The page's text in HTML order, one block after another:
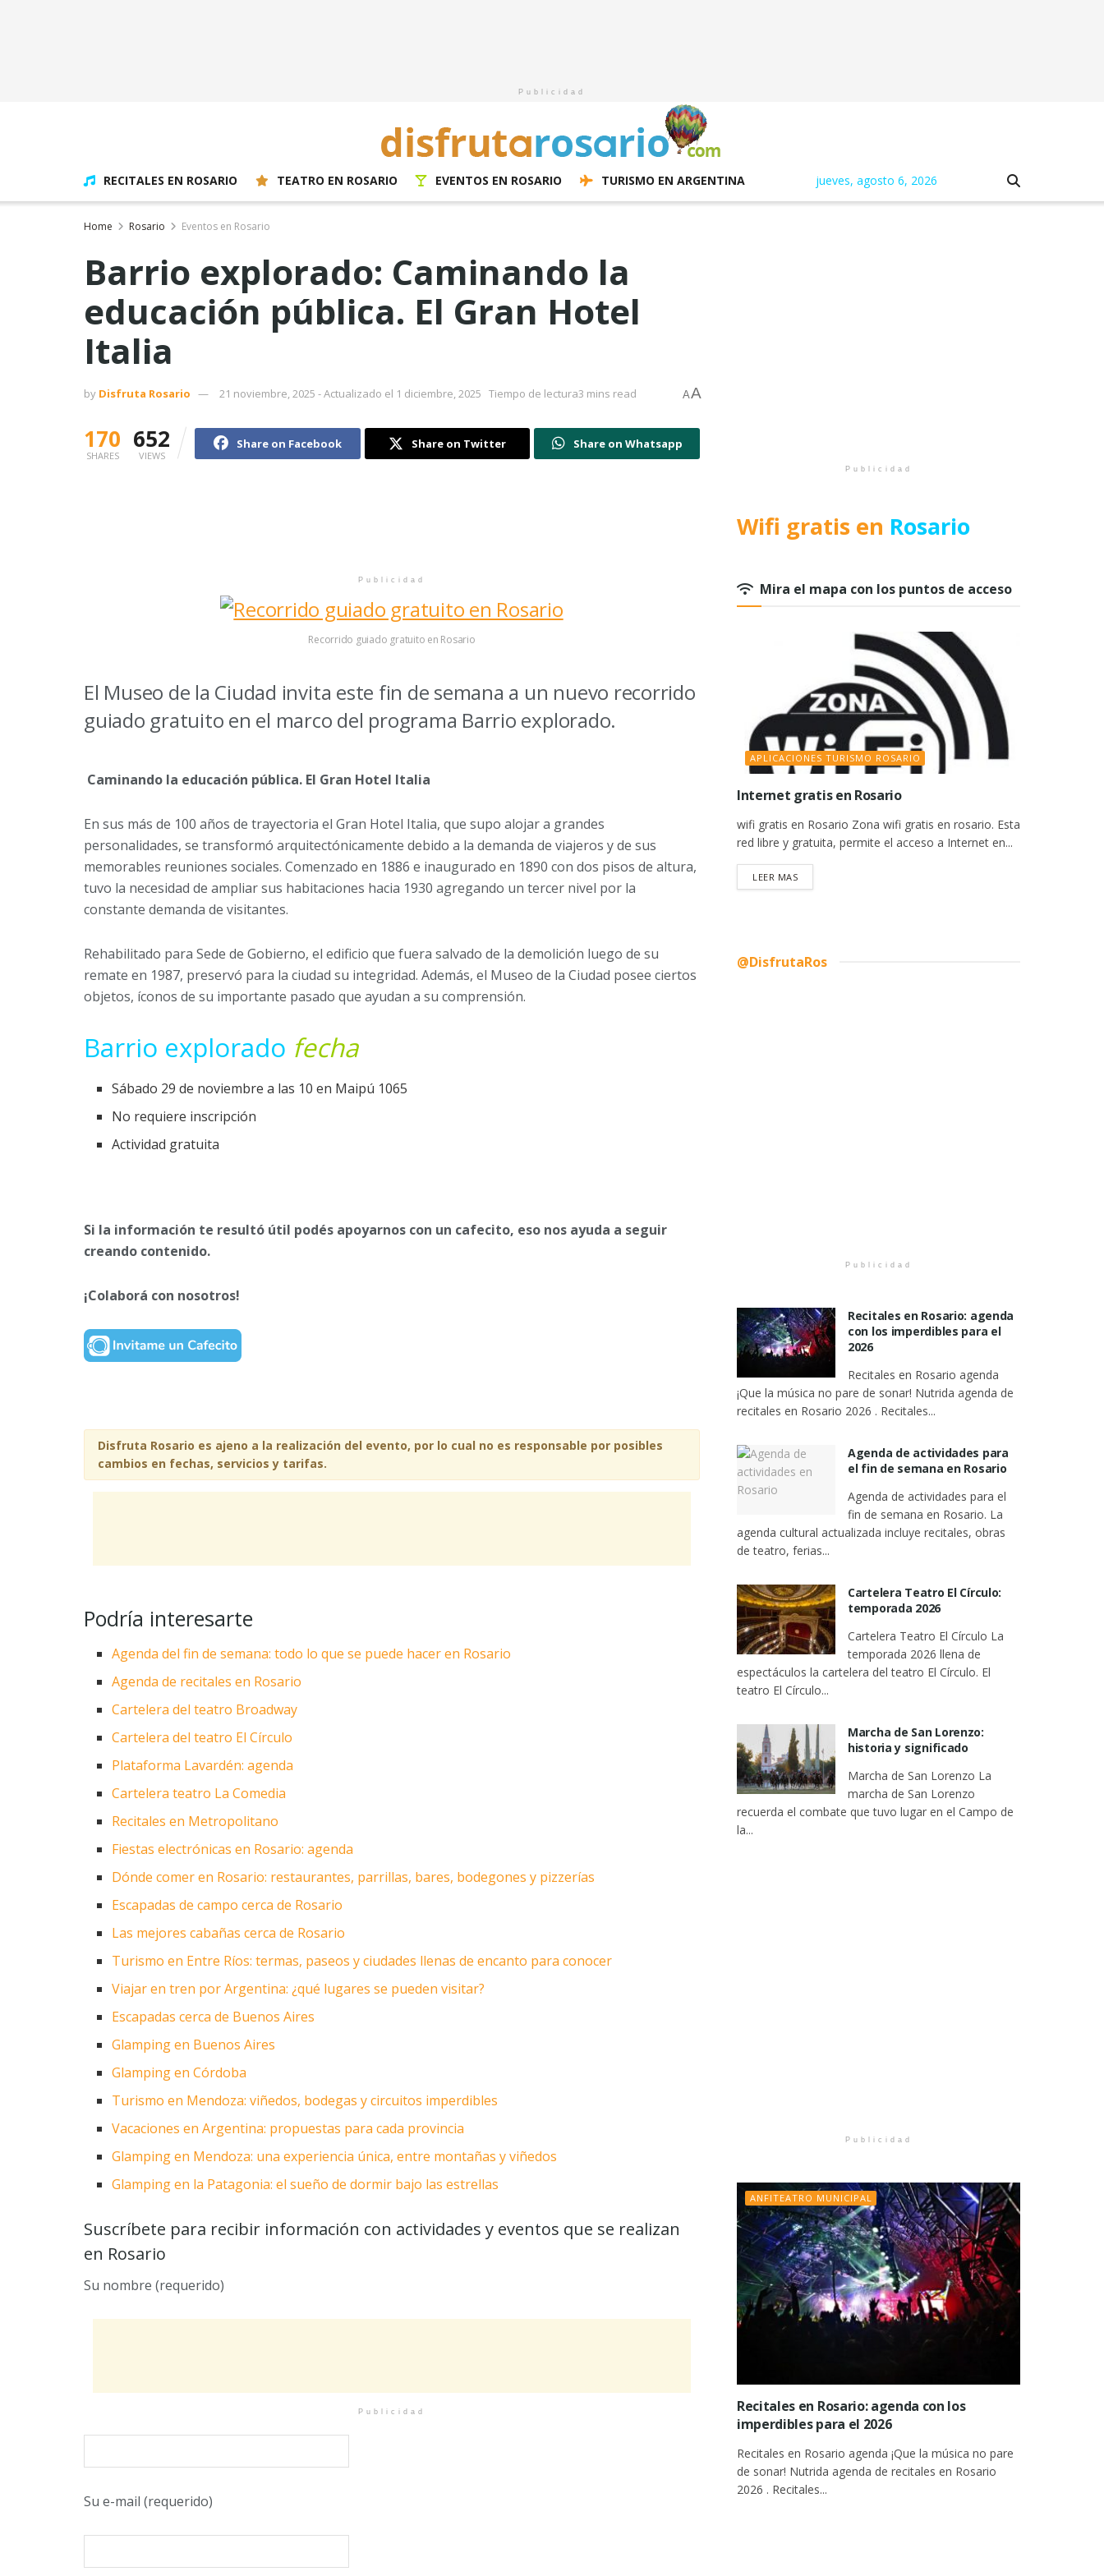
Publicidad
RECITALES EN ROSARIO TEATRO EN ROSARIO EVENTOS EN ROSARIO TURISMO EN ARGENTINA jueves, agosto 6, 2026
Home Rosario Eventos en Rosario
Barrio explorado: Caminando la
educación pública. El Gran Hotel
Italia
by Disfruta Rosario 21 noviembre, 2025 - Actualizado el 1 diciembre, 2025 Tiempo de lectura3 mins read AA
170
SHARES
652
VIEWS
Share on Facebook Share on Twitter Share on Whatsapp
Publicidad
Recorrido guiado gratuito en Rosario
El Museo de la Ciudad invita este fin de semana a un nuevo recorrido
guiado gratuito en el marco del programa Barrio explorado.
Caminando la educación pública. El Gran Hotel Italia
En sus más de 100 años de trayectoria el Gran Hotel Italia, que supo alojar a grandes
personalidades, se transformó arquitectónicamente debido a la demanda de viajeros y de sus
memorables reuniones sociales. Comenzado en 1886 e inaugurado en 1890 con dos pisos de altura,
tuvo la necesidad de ampliar sus habitaciones hacia 1930 agregando un tercer nivel por la
constante demanda de visitantes.
Rehabilitado para Sede de Gobierno, el edificio que fuera salvado de la demolición luego de su
remate en 1987, preservó para la ciudad su integridad. Además, el Museo de la Ciudad posee ciertos
objetos, íconos de su importante pasado que ayudan a su comprensión.
Barrio explorado fecha
Sábado 29 de noviembre a las 10 en Maipú 1065
No requiere inscripción
Actividad gratuita
Si la información te resultó útil podés apoyarnos con un cafecito, eso nos ayuda a seguir
creando contenido.
¡Colaborá con nosotros!
Disfruta Rosario es ajeno a la realización del evento, por lo cual no es responsable por posibles
cambios en fechas, servicios y tarifas.
Podría interesarte
Agenda del fin de semana: todo lo que se puede hacer en Rosario
Agenda de recitales en Rosario
Cartelera del teatro Broadway
Cartelera del teatro El Círculo
Plataforma Lavardén: agenda
Cartelera teatro La Comedia
Recitales en Metropolitano
Fiestas electrónicas en Rosario: agenda
Dónde comer en Rosario: restaurantes, parrillas, bares, bodegones y pizzerías
Escapadas de campo cerca de Rosario
Las mejores cabañas cerca de Rosario
Turismo en Entre Ríos: termas, paseos y ciudades llenas de encanto para conocer
Viajar en tren por Argentina: ¿qué lugares se pueden visitar?
Escapadas cerca de Buenos Aires
Glamping en Buenos Aires
Glamping en Córdoba
Turismo en Mendoza: viñedos, bodegas y circuitos imperdibles
Vacaciones en Argentina: propuestas para cada provincia
Glamping en Mendoza: una experiencia única, entre montañas y viñedos
Glamping en la Patagonia: el sueño de dormir bajo las estrellas
Suscríbete para recibir información con actividades y eventos que se realizan
en Rosario
Su nombre (requerido)
Publicidad
Su e-mail (requerido)
Publicidad
Wifi gratis en Rosario
Mira el mapa con los puntos de acceso
APLICACIONES TURISMO ROSARIO
Internet gratis en Rosario
wifi gratis en Rosario Zona wifi gratis en rosario. Esta
red libre y gratuita, permite el acceso a Internet en...
LEER MASDETAILS
@DisfrutaRos
Publicidad
Recitales en Rosario: agenda
con los imperdibles para el
2026
Recitales en Rosario agenda
¡Que la música no pare de sonar! Nutrida agenda de
recitales en Rosario 2026 . Recitales...
Agenda de actividades para
el fin de semana en Rosario
Agenda de actividades para el
fin de semana en Rosario. La
agenda cultural actualizada incluye recitales, obras
de teatro, ferias...
Cartelera Teatro El Círculo:
temporada 2026
Cartelera Teatro El Círculo La
temporada 2026 llena de
espectáculos la cartelera del teatro El Círculo. El
teatro El Círculo...
Marcha de San Lorenzo:
historia y significado
Marcha de San Lorenzo La
marcha de San Lorenzo
recuerda el combate que tuvo lugar en el Campo de
la...
Publicidad
ANFITEATRO MUNICIPAL
Recitales en Rosario: agenda con los
imperdibles para el 2026
Recitales en Rosario agenda ¡Que la música no pare
de sonar! Nutrida agenda de recitales en Rosario
2026 . Recitales...